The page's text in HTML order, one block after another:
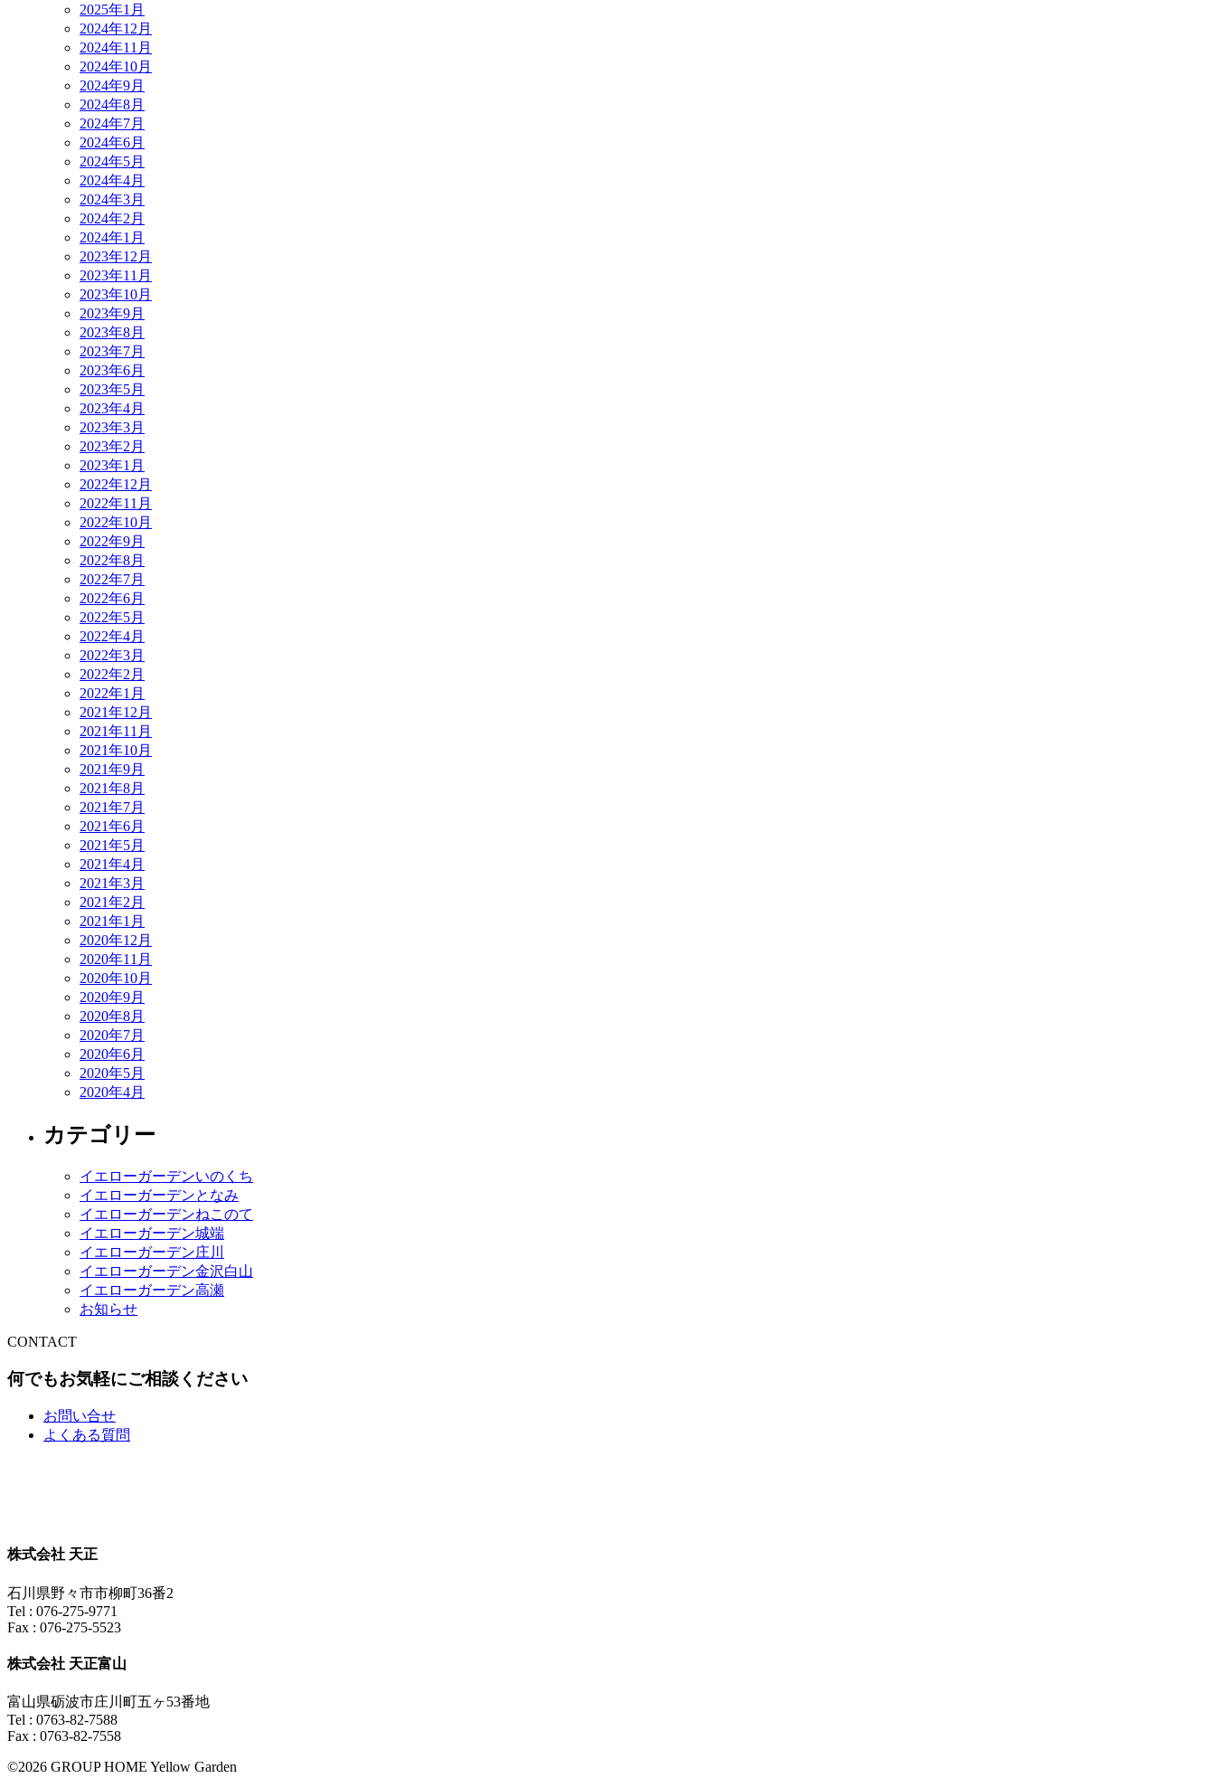
2025年1月
2024年12月
2024年11月
2024年10月
2024年9月
2024年8月
2024年7月
2024年6月
2024年5月
2024年4月
2024年3月
2024年2月
2024年1月
2023年12月
2023年11月
2023年10月
2023年9月
2023年8月
2023年7月
2023年6月
2023年5月
2023年4月
2023年3月
2023年2月
2023年1月
2022年12月
2022年11月
2022年10月
2022年9月
2022年8月
2022年7月
2022年6月
2022年5月
2022年4月
2022年3月
2022年2月
2022年1月
2021年12月
2021年11月
2021年10月
2021年9月
2021年8月
2021年7月
2021年6月
2021年5月
2021年4月
2021年3月
2021年2月
2021年1月
2020年12月
2020年11月
2020年10月
2020年9月
2020年8月
2020年7月
2020年6月
2020年5月
2020年4月
カテゴリー
イエローガーデンいのくち
イエローガーデンとなみ
イエローガーデンねこのて
イエローガーデン城端
イエローガーデン庄川
イエローガーデン金沢白山
イエローガーデン高瀬
お知らせ
CONTACT
何でもお気軽にご相談ください
お問い合せ
よくある質問
株式会社 天正
石川県野々市市柳町36番2
Tel : 076-275-9771
Fax : 076-275-5523
株式会社 天正富山
富山県砺波市庄川町五ヶ53番地
Tel : 0763-82-7588
Fax : 0763-82-7558
©2026 GROUP HOME Yellow Garden